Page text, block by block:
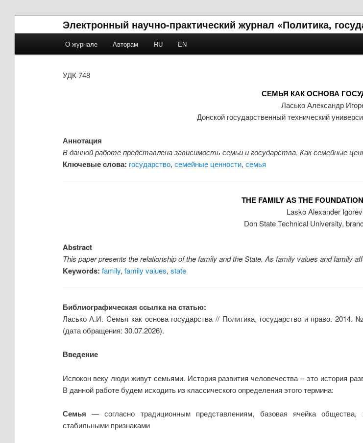
Электронный научно-практический журнал «Политика,
Skip to primary content
Skip to secondary content
О журнале Авторам RU EN
УДК 748
СЕМЬЯ КАК ОСНОВА
Ласько Александр
Донской государственный технический
Аннотация
В данной работе представлена зависимость семьи и государства. Как семейные
Ключевые слова: государство, семейные ценности, семья
THE FAMILY AS THE
Lasko Alexander
Don State Technical University,
Abstract
This paper presents the relationship of the family and the State. As family values and family
Keywords: family, family values, state
Библиографическая ссылка на статью:
Ласько А.И. Семья как основа государства // Политика, государство и право. 2014.
(дата обращения: 30.07.2026).
Введение
Испокон веку люди живут семьями. История развития человечества – это история
В данной работе будем исходить из классического определения этого термина:
Семья — согласно традиционным представлениям, базовая ячейка
стабильными признаками